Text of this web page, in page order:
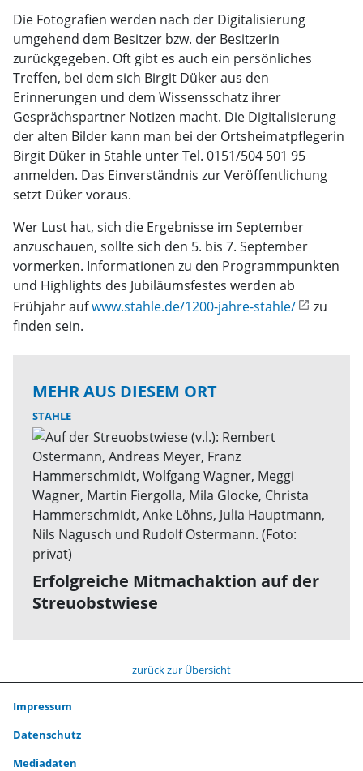
Die Fotografien werden nach der Digitalisierung
umgehend dem Besitzer bzw. der Besitzerin
zurückgegeben. Oft gibt es auch ein persönliches
Treffen, bei dem sich Birgit Düker aus den
Erinnerungen und dem Wissensschatz ihrer
Gesprächspartner Notizen macht. Die Digitalisierung
der alten Bilder kann man bei der Ortsheimatpflegerin
Birgit Düker in Stahle unter Tel. 0151/504 501 95
anmelden. Das Einverständnis zur Veröffentlichung
setzt Düker voraus.
Wer Lust hat, sich die Ergebnisse im September
anzuschauen, sollte sich den 5. bis 7. September
vormerken. Informationen zu den Programmpunkten
und Highlights des Jubiläumsfestes werden ab
Frühjahr aufwww.stahle.de/1200-jahre-stahle/
zu
finden sein.
MEHR AUS DIESEM ORT
STAHLE
Erfolgreiche Mitmachaktion auf der
Streuobstwiese
zurück zur Übersicht
Impressum
Datenschutz
Mediadaten